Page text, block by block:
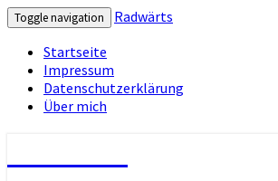
Toggle navigation
Radwärts
Startseite
Impressum
Datenschutzerklärung
Über mich